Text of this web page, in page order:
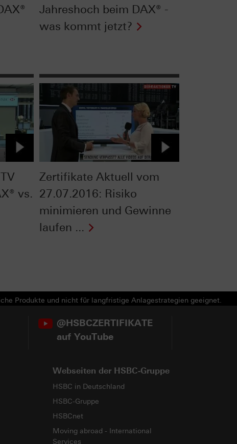
Jahreshoch beim DAX® -
was kommt jetzt?
vs.
Zertifikate Aktuell vom
27.07.2016: Risiko
minimieren und Gewinne
laufen ...
Produkte und nicht für langfristige Anlagestrategien geeignet.
@HSBCZERTIFIKATE
auf YouTube
Webseiten der HSBC-Gruppe
HSBC in Deutschland
HSBC-Gruppe
HSBCnet
Moving abroad - International
Services